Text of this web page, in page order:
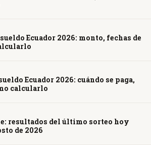
Ecuador 2026: monto, fechas de
Ecuador 2026: cuándo se paga,
calcularlo
resultados del último sorteo hoy
de 2026